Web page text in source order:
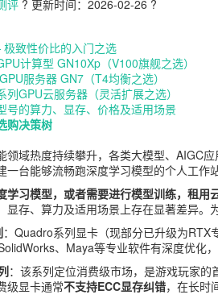
评 ? 更新时间：2026-02-26 ?
致性价比的入门之选
计算型 GN10Xp（V100旗舰之选）
服务器 GN7（T4均衡之选）
GPU云服务器（灵活扩展之选）
号的算力、显存、价格及适用场景
购决策树
领域热度持续攀升，各类大模型、AIGC
一台能够流畅跑深度学习模型的个人工
学习模型，或者需要进行模型训练，租用
显存、算力及适用场景上存在显著差异
：Quadro系列显卡（现部分已升级为
、Maya等专业软件有深度优化
：该系列定位消费级市场，是游戏玩家
级显卡通常不支持ECC显存纠错，在长时